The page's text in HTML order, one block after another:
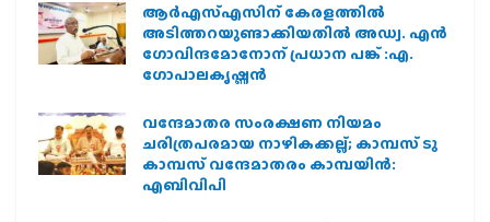
ആര്‍എസ്എസിന് കേരളത്തില്‍
അടിത്തറയുണ്ടാക്കിയതില്‍ അഡ്വ. എന്‍
ഗോവിന്ദമോനോന് പ്രധാന പങ്ക് :എ.
ഗോപാലകൃഷ്ണന്‍
വന്ദേമാതര സംരക്ഷണ നിയമം
ചരിത്രപരമായ നാഴികക്കല്ല്; കാമ്പസ് ടു
കാമ്പസ് വന്ദേമാതരം കാമ്പയിന്‍:
എബിവിപി